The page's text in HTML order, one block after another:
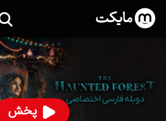
پخش
فیلم جنگل تسخیر شده با دوبله فارسی
Forest 2025
۱۴۱ 55 ۳.۸